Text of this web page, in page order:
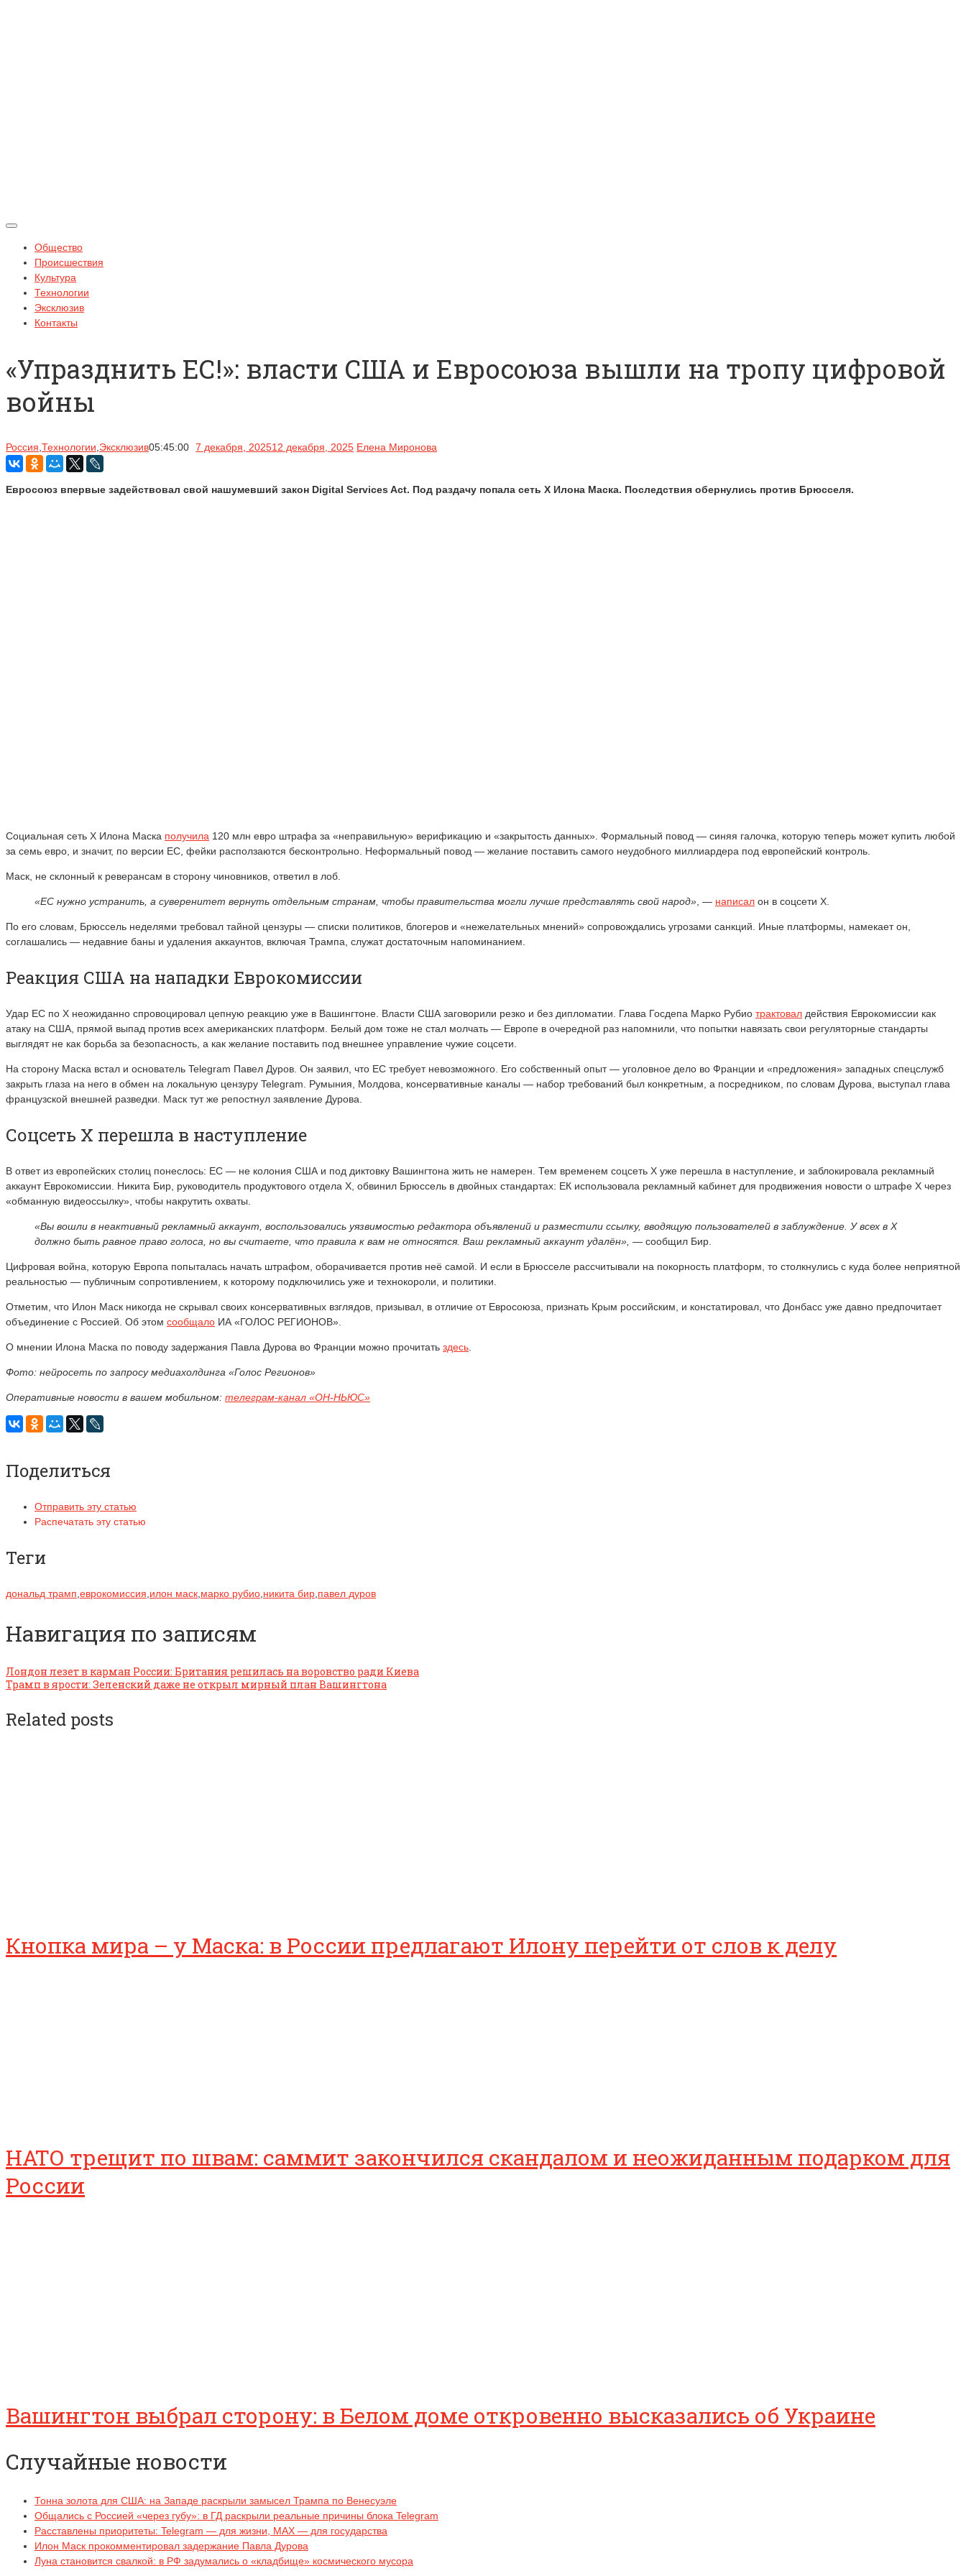
Общество
Происшествия
Культура
Технологии
Эксклюзив
Контакты
«Упразднить ЕС!»: власти США и Евросоюза вышли на тропу цифровой
войны
Россия Технологии Эксклюзив05:45:00 7 декабря, 202512 декабря, 2025 Елена Миронова
Евросоюз впервые задействовал свой нашумевший закон Digital Services Act. Под раздачу попала сеть X Илона Маска. Последствия обернулись против Брюсселя.
Социальная сеть Х Илона Маска получила 120 млн евро штрафа за «неправильную» верификацию и «закрытость данных». Формальный повод — синяя галочка, которую теперь может купить любой
за семь евро, и значит, по версии ЕС, фейки расползаются бесконтрольно. Неформальный повод — желание поставить самого неудобного миллиардера под европейский контроль.
Маск, не склонный к реверансам в сторону чиновников, ответил в лоб.
«ЕС нужно устранить, а суверенитет вернуть отдельным странам, чтобы правительства могли лучше представлять свой народ» , — написал он в соцсети X.
По его словам, Брюссель неделями требовал тайной цензуры — списки политиков, блогеров и «нежелательных мнений» сопровождались угрозами санкций. Иные платформы, намекает он,
соглашались — недавние баны и удаления аккаунтов, включая Трампа, служат достаточным напоминанием.
Реакция США на нападки Еврокомиссии
Удар ЕС по X неожиданно спровоцировал цепную реакцию уже в Вашингтоне. Власти США заговорили резко и без дипломатии. Глава Госдепа Марко Рубио трактовал действия Еврокомиссии как
атаку на США, прямой выпад против всех американских платформ. Белый дом тоже не стал молчать — Европе в очередной раз напомнили, что попытки навязать свои регуляторные стандарты
выглядят не как борьба за безопасность, а как желание поставить под внешнее управление чужие соцсети.
На сторону Маска встал и основатель Telegram Павел Дуров. Он заявил, что ЕС требует невозможного. Его собственный опыт — уголовное дело во Франции и «предложения» западных спецслужб
закрыть глаза на него в обмен на локальную цензуру Telegram. Румыния, Молдова, консервативные каналы — набор требований был конкретным, а посредником, по словам Дурова, выступал глава
французской внешней разведки. Маск тут же репостнул заявление Дурова.
Соцсеть X перешла в наступление
В ответ из европейских столиц понеслось: ЕС — не колония США и под диктовку Вашингтона жить не намерен. Тем временем соцсеть X уже перешла в наступление, и заблокировала рекламный
аккаунт Еврокомиссии. Никита Бир, руководитель продуктового отдела X, обвинил Брюссель в двойных стандартах: ЕК использовала рекламный кабинет для продвижения новости о штрафе Х через
«обманную видеоссылку», чтобы накрутить охваты.
«Вы вошли в неактивный рекламный аккаунт, воспользовались уязвимостью редактора объявлений и разместили ссылку, вводящую пользователей в заблуждение. У всех в X
должно быть равное право голоса, но вы считаете, что правила к вам не относятся. Ваш рекламный аккаунт удалён», — сообщил Бир.
Цифровая война, которую Европа попыталась начать штрафом, оборачивается против неё самой. И если в Брюсселе рассчитывали на покорность платформ, то столкнулись с куда более неприятной
реальностью — публичным сопротивлением, к которому подключились уже и технокороли, и политики.
Отметим, что Илон Маск никогда не скрывал своих консервативных взглядов, призывал, в отличие от Евросоюза, признать Крым российским, и констатировал, что Донбасс уже давно предпочитает
объединение с Россией. Об этом сообщало ИА «ГОЛОС РЕГИОНОВ».
О мнении Илона Маска по поводу задержания Павла Дурова во Франции можно прочитать здесь
Фото: нейросеть по запросу медиахолдинга «Голос Регионов»
Оперативные новости в вашем мобильном: телеграм-канал «ОН-НЬЮС»
Поделиться
Отправить эту статью
Распечатать эту статью
Теги
дональд трамп еврокомиссия илон маск марко рубио никита бир павел дуров
Навигация по записям
Лондон лезет в карман России: Британия решилась на воровство ради Киева
Трамп в ярости: Зеленский даже не открыл мирный план Вашингтона
Related posts
Кнопка мира – у Маска: в России предлагают Илону перейти от слов к делу
НАТО трещит по швам: саммит закончился скандалом и неожиданным подарком для
России
Вашингтон выбрал сторону: в Белом доме откровенно высказались об Украине
Случайные новости
Тонна золота для США: на Западе раскрыли замысел Трампа по Венесуэле
Общались с Россией «через губу»: в ГД раскрыли реальные причины блока Telegram
Расставлены приоритеты: Telegram — для жизни, MAX — для государства
Илон Маск прокомментировал задержание Павла Дурова
Луна становится свалкой: в РФ задумались о «кладбище» космического мусора